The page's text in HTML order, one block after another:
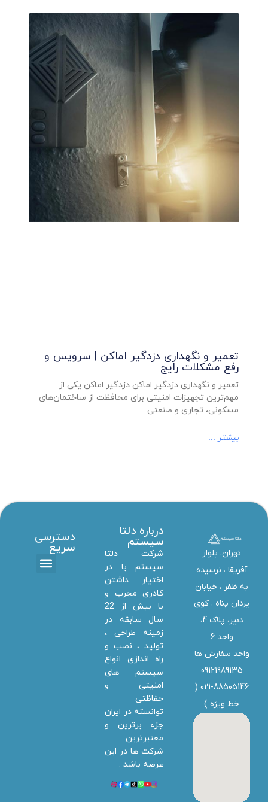
تعمیر و نگهداری دزدگیر اماکن | سرویس و
رفع مشکلات رایج
تعمیر و نگهداری دزدگیر اماکن دزدگیر اماکن یکی از
مهم‌ترین تجهیزات امنیتی برای محافظت از ساختمان‌های
مسکونی، تجاری و صنعتی
بیشتر ...
تهران، بلوار
آفریقا ، نرسیده
به ظفر ،‌ خیابان
یزدان پناه ، کوی
دبیر، پلاک 4،
واحد 6
واحد سفارش ها
09121989135
021-88505146 (
خط ویژه )
درباره دلتا
سیستم
شرکت دلتا
سیستم با در
اختیار داشتن
کادری مجرب و
با بیش از 22
سال سابقه در
زمینه طراحی ،
تولید ، نصب و
راه اندازی انواع
سیستم های
امنیتی و
حفاظتی
توانسته در ایران
جزء برترین و
معتبرترین
شرکت ها در این
عرصه باشد .
دسترسی
سریع